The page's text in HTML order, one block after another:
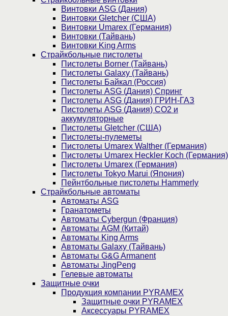
Винтовки ASG (Дания)
Винтовки Gletcher (США)
Винтовки Umarex (Германия)
Винтовки (Тайвань)
Винтовки King Arms
Страйкбольные пистолеты
Пистолеты Borner (Тайвань)
Пистолеты Galaxy (Тайвань)
Пистолеты Байкал (Россия)
Пистолеты ASG (Дания) Спринг
Пистолеты ASG (Дания) ГРИН-ГАЗ
Пистолеты ASG (Дания) CO2 и
аккумуляторные
Пистолеты Gletcher (США)
Пистолеты-пулеметы
Пистолеты Umarex Walther (Германия)
Пистолеты Umarex Heckler Koch (Германия)
Пистолеты Umarex (Германия)
Пистолеты Tokyo Marui (Япония)
Пейнтбольные пистолеты Hammerly
Страйкбольные автоматы
Автоматы ASG
Гранатометы
Автоматы Cybergun (Франция)
Автоматы AGM (Китай)
Автоматы King Arms
Автоматы Galaxy (Тайвань)
Автоматы G&G Armanent
Автоматы JingPeng
Гелевые автоматы
Защитные очки
Продукция компании PYRAMEX
Защитные очки PYRAMEX
Аксессуары PYRAMEX